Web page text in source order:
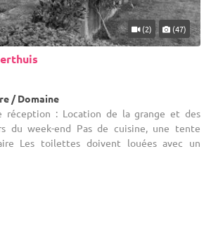
(2) (47)
/ Domaine
réception : Location de la grange et des
du week-end Pas de cuisine, une tente
Les toilettes doivent louées avec un